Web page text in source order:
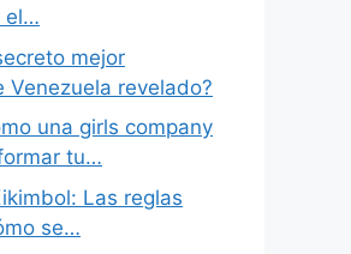
el…
mejor
Venezuela revelado?
una girls company
tu…
Las reglas
se…